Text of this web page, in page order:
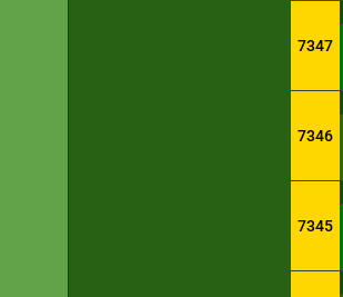
7347
7346
7345